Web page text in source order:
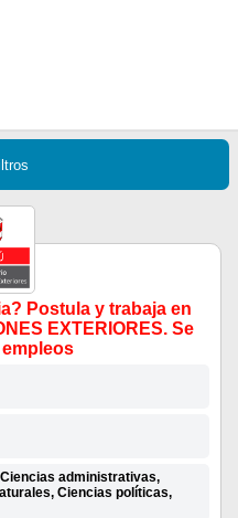
Postula y trabaja en
EXTERIORES. Se
administrativas,
Ciencias políticas,